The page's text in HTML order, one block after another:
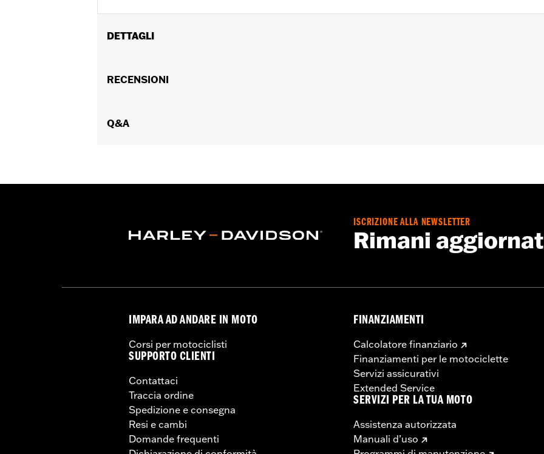
DETTAGLI
Posizionamento sulla moto:
Dimensione cerchio:
ATTENZIONE:Utilizzare esclusivamente pneumatici approvati da H-D®. Rivolgersi a un
Harley-Davidson® consiglia l’uso di camere d’aria e nastri per cerchi approvati Michelin®
RECENSIONI
Q&A
ISCRIZIONE ALLA NEWSLETTER
Rimani
IMPARA AD ANDARE IN MOTO
Corsi per motociclisti
SUPPORTO CLIENTI
Contattaci
Traccia ordine
Spedizione e consegna
Resi e cambi
Domande frequenti
FINANZIAMENTI
Calcolatore finanziario
Finanziamenti per le motociclette
Servizi assicurativi
Extended Service
SERVIZI PER LA TUA MOTO
Assistenza autorizzata
Manuali d’uso